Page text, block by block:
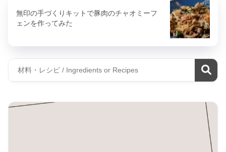
無印の手づくりキットで豚肉のチャオミーフ
ェンを作ってみた